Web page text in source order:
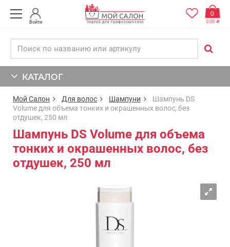
Войти
0
0,00
КАТАЛОГ
Мой Салон Для волос Шампуни
Шампунь DS
Volume для объема тонких и окрашенных волос, без
отдушек, 250 мл
Шампунь DS Volume для объема
тонких и окрашенных волос, без
отдушек, 250 мл